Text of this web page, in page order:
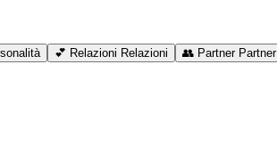
💕 Relazioni Relazioni 👥 Partner Partner